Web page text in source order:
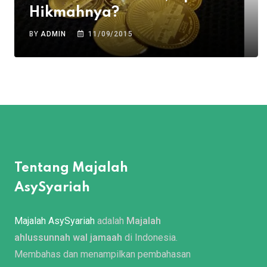
Hikmahnya?
BYADMIN 11/09/2015
Tentang Majalah
AsySyariah
Majalah AsySyariah adalah Majalah
ahlussunnah wal jamaah di Indonesia.
Membahas dan menampilkan pembahasan